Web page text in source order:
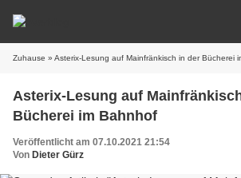
Zuhause » Asterix-Lesung auf Mainfränkisch in der Bücherei
Asterix-Lesung auf
Bücherei im Bahnhof
Veröffentlicht am 07.10.2021 21:54
Von Dieter Gürz